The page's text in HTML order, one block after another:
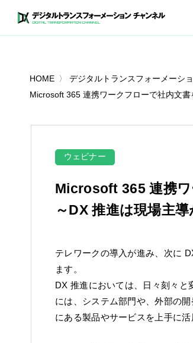
HOME デジタルトランスフォーメーシ
Microsoft 365 連携ワークフローで社内文
ウェビナー
Microsoft 365 連携
～DX 推進は現場主
テレワークの導入が進み、次に
ます。
DX 推進においては、日々刻々と
には、システム部門や、外部の
にある製品やサービスを上手に